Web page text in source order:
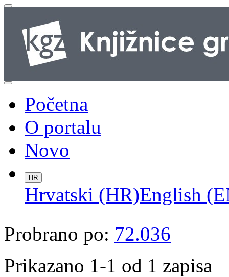
Početna
O portalu
Novo
HR
Hrvatski (HR)English
Probrano po: 72.036
Prikazano 1-1 od 1 zapisa